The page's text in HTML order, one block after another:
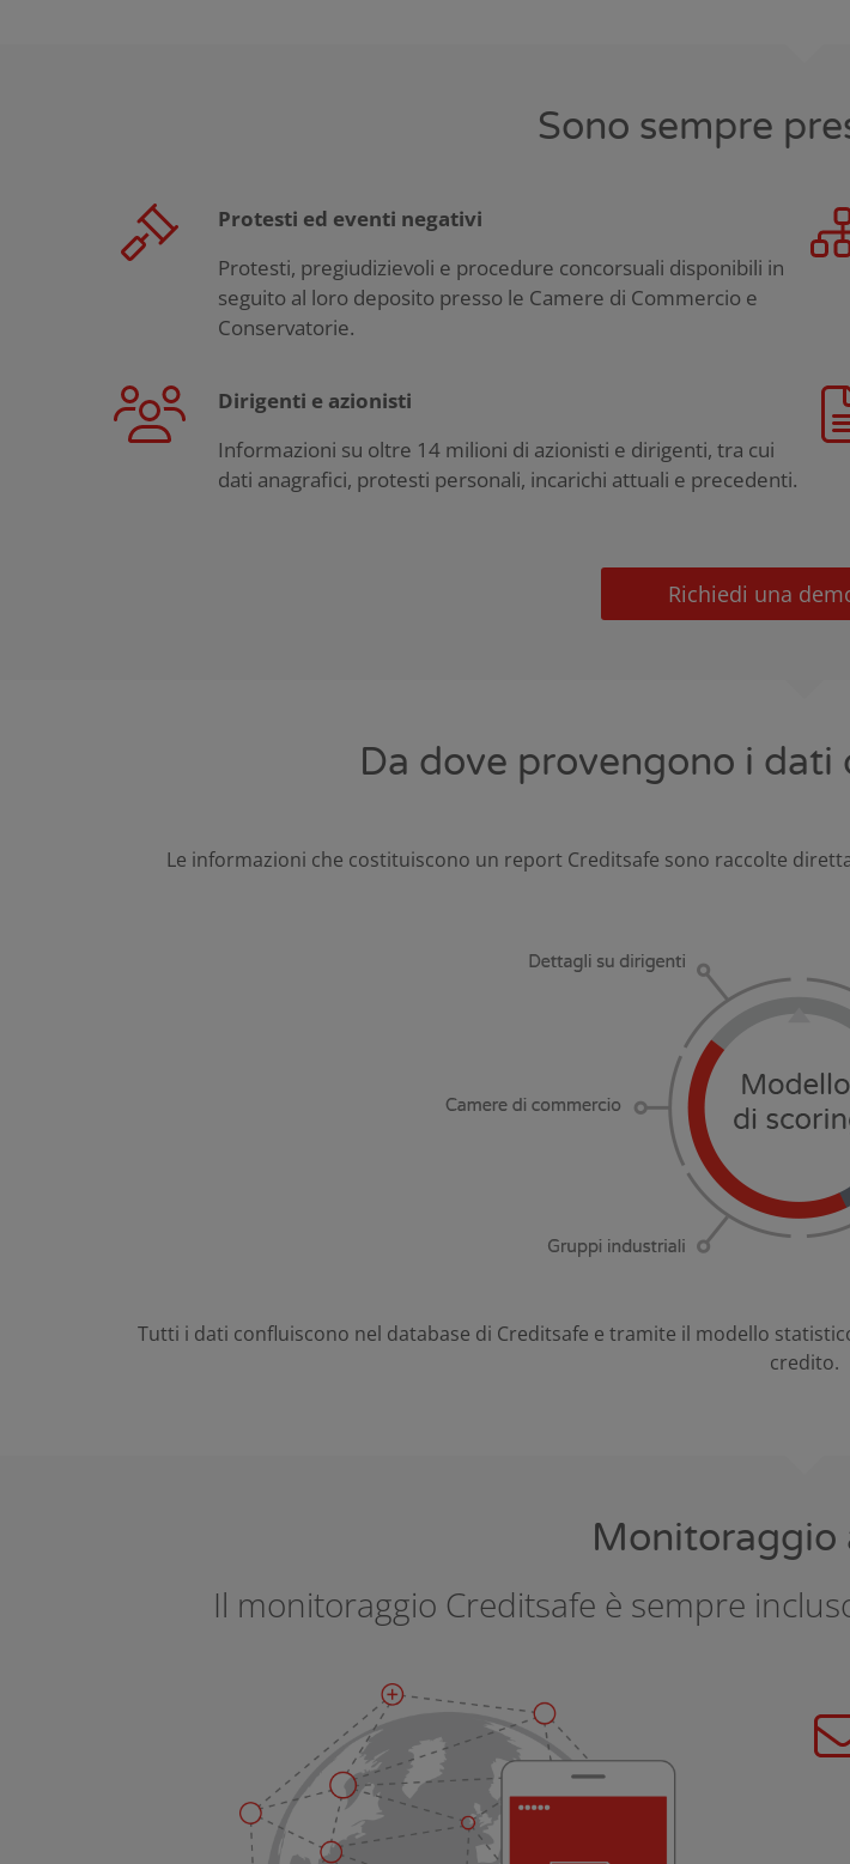
Sono sempre
Protesti ed eventi negativi
Protesti, pregiudizievoli e procedure concorsuali disponibili in
seguito al loro deposito presso le Camere di Commercio e
Conservatorie.
Dirigenti e azionisti
Informazioni su oltre 14 milioni di azionisti e dirigenti, tra cui
dati anagrafici, protesti personali, incarichi attuali e precedenti.
Richiedi una
Da dove provengono i dati
Le informazioni che costituiscono un report Creditsafe sono raccolte
Tutti i dati confluiscono nel database di Creditsafe e tramite il modello
credito.
Monitoraggio
Il monitoraggio Creditsafe è sempre